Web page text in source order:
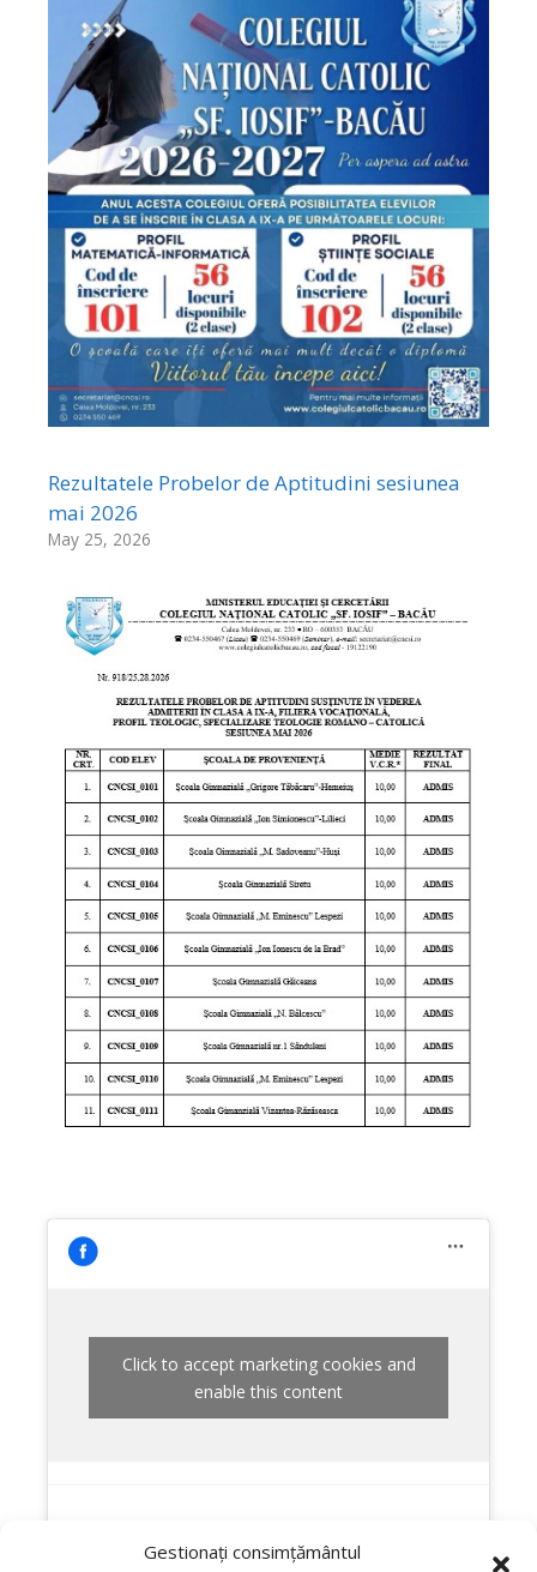
Gestionați consimțământul
Rezultatele Probelor de Aptitudini sesiunea
mai 2026
May 25, 2026
Click to accept marketing cookies and
enable this content